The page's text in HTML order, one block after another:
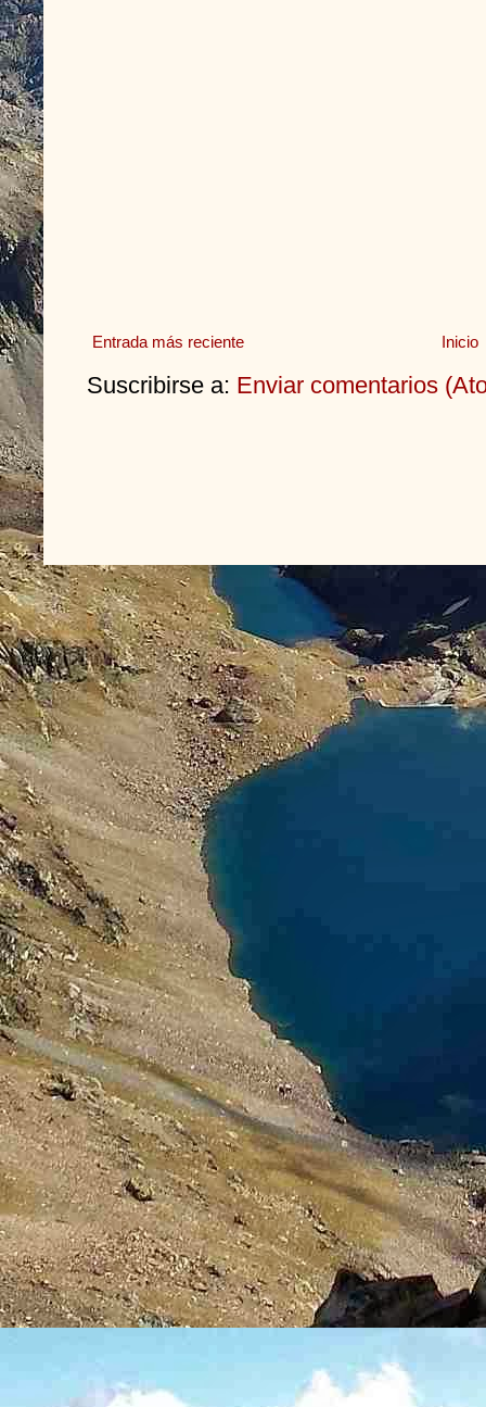
Entrada más reciente Inicio
Suscribirse a: Enviar comentarios